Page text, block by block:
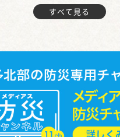
すべて見る